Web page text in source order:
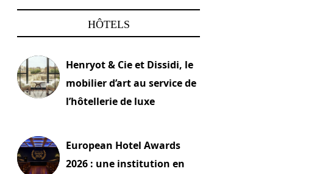
HÔTELS
Henryot & Cie et Dissidi, le
mobilier d’art au service de
l’hôtellerie de luxe
European Hotel Awards
2026 : une institution en